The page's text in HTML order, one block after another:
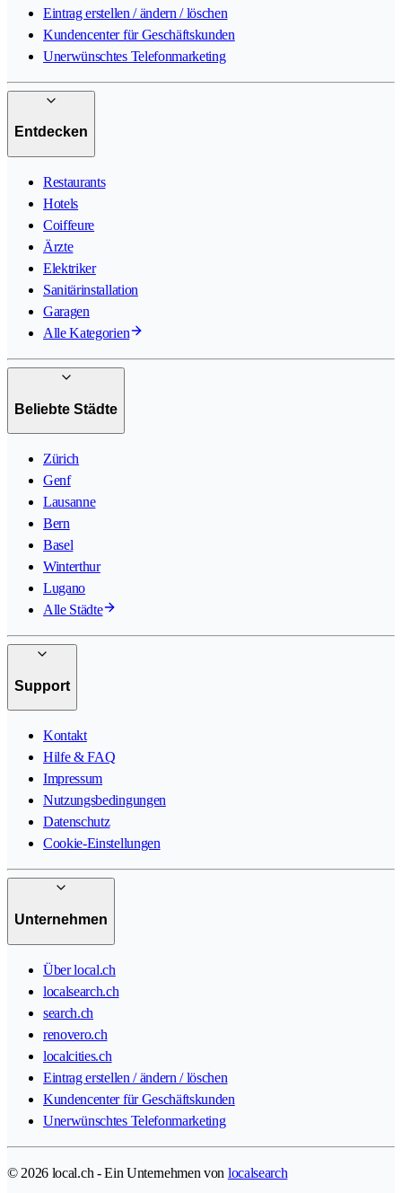
Eintrag erstellen / ändern / löschen
Kundencenter für Geschäftskunden
Unerwünschtes Telefonmarketing
Entdecken
Restaurants
Hotels
Coiffeure
Ärzte
Elektriker
Sanitärinstallation
Garagen
Alle Kategorien
Beliebte Städte
Zürich
Genf
Lausanne
Bern
Basel
Winterthur
Lugano
Alle Städte
Support
Kontakt
Hilfe & FAQ
Impressum
Nutzungsbedingungen
Datenschutz
Cookie-Einstellungen
Unternehmen
Über local.ch
localsearch.ch
search.ch
renovero.ch
localcities.ch
Eintrag erstellen / ändern / löschen
Kundencenter für Geschäftskunden
Unerwünschtes Telefonmarketing
© 2026 local.ch - Ein Unternehmen von localsearch